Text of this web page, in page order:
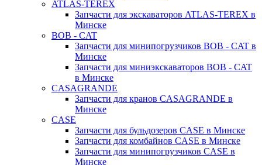
ATLAS-TEREX
Запчасти для экскаваторов ATLAS-TEREX в
Минске
BOB - CAT
Запчасти для минипогрузчиков BOB - CAT в
Минске
Запчасти для миниэкскаваторов BOB - CAT
в Минске
CASAGRANDE
Запчасти для кранов CASAGRANDE в
Минске
CASE
Запчасти для бульдозеров CASE в Минске
Запчасти для комбайнов CASE в Минске
Запчасти для минипогрузчиков CASE в
Минске